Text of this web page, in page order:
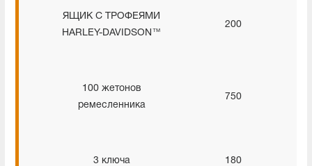
ЯЩИК С ТРОФЕЯМИ
HARLEY-DAVIDSON™
200
100 жетонов
ремесленника
750
3 ключа 180